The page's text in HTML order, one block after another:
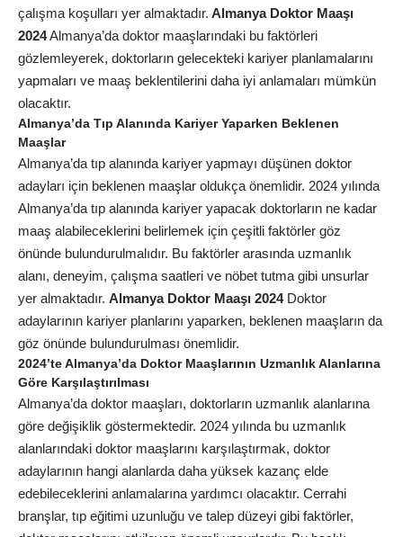
çalışma koşulları yer almaktadır. Almanya Doktor Maaşı
2024Almanya’da doktor maaşlarındaki bu faktörleri
gözlemleyerek, doktorların gelecekteki kariyer planlamalarını
yapmaları ve maaş beklentilerini daha iyi anlamaları mümkün
olacaktır.
Almanya’da Tıp Alanında Kariyer Yaparken Beklenen
Maaşlar
Almanya’da tıp alanında kariyer yapmayı düşünen doktor
adayları için beklenen maaşlar oldukça önemlidir. 2024 yılında
Almanya’da tıp alanında kariyer yapacak doktorların ne kadar
maaş alabileceklerini belirlemek için çeşitli faktörler göz
önünde bulundurulmalıdır. Bu faktörler arasında uzmanlık
alanı, deneyim, çalışma saatleri ve nöbet tutma gibi unsurlar
yer almaktadır. Almanya Doktor Maaşı 2024Doktor
adaylarının kariyer planlarını yaparken, beklenen maaşların da
göz önünde bulundurulması önemlidir.
2024’te Almanya’da Doktor Maaşlarının Uzmanlık Alanlarına
Göre Karşılaştırılması
Almanya’da doktor maaşları, doktorların uzmanlık alanlarına
göre değişiklik göstermektedir. 2024 yılında bu uzmanlık
alanlarındaki doktor maaşlarını karşılaştırmak, doktor
adaylarının hangi alanlarda daha yüksek kazanç elde
edebileceklerini anlamalarına yardımcı olacaktır. Cerrahi
branşlar, tıp eğitimi uzunluğu ve talep düzeyi gibi faktörler,